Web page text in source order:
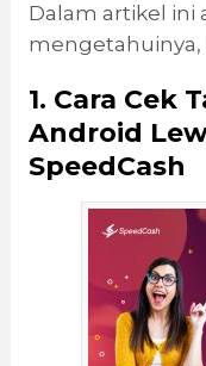
Dalam artikel ini
mengetahuinya,
1. Cara Cek
Android
SpeedCash